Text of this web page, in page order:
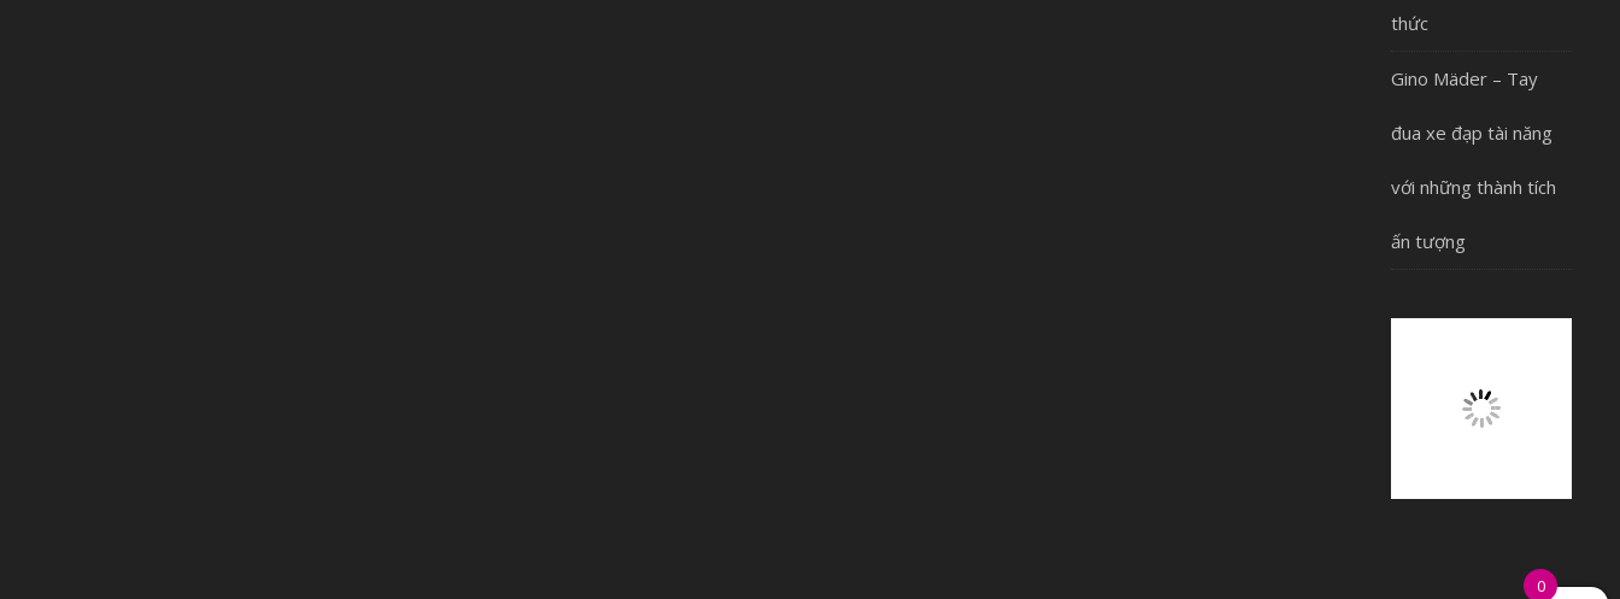
thức
Gino Mäder – Tay
đua xe đạp tài năng
với những thành tích
ấn tượng
0